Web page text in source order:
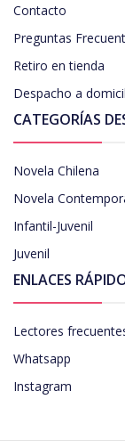
Contacto
Preguntas
Retiro en tienda
Despacho a
CATEGORÍAS
Novela Chilena
Novela
Infantil-Juvenil
Juvenil
ENLACES
Lectores
Whatsapp
Instagram